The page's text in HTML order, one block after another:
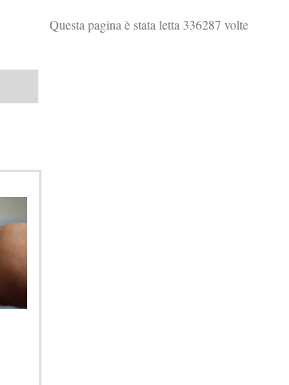
Questa pagina è stata letta 336287 volte